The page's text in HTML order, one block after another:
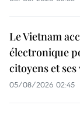
Le Vietnam
électronique
citoyens et
05/08/2026 02:45